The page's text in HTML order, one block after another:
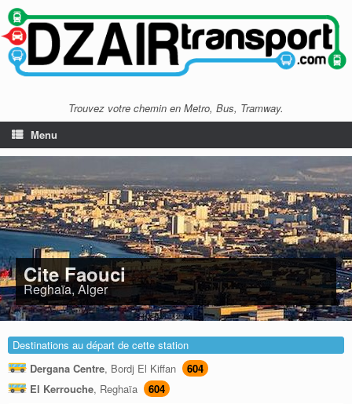
Trouvez votre chemin en Metro, Bus, Tramway.
Menu
Cite Faouci
Reghaïa, Alger
Destinations au départ de cette station
Dergana Centre, Bordj El Kiffan
604
El Kerrouche, Reghaïa
604